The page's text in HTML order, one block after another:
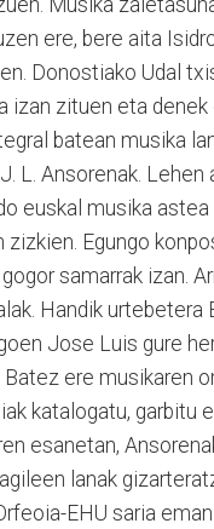
ere, bere aita
Donostiako Udal
izan zituen eta
batean musika
L. Ansorenak.
euskal musika
zizkien. Egungo
samarrak izan.
Handik
Jose Luis gure
ere musikaren
katalogatu, garbitu
esanetan,
lanak
EHU saria